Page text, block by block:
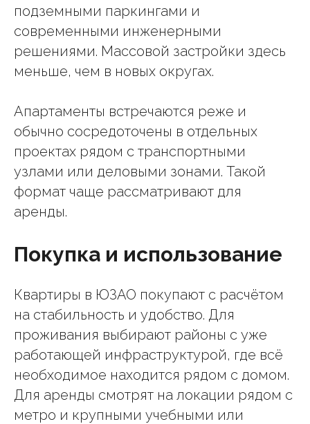
подземными паркингами и
современными инженерными
решениями. Массовой застройки здесь
меньше, чем в новых округах.
Апартаменты встречаются реже и
обычно сосредоточены в отдельных
проектах рядом с транспортными
узлами или деловыми зонами. Такой
формат чаще рассматривают для
аренды.
Покупка и использование
Квартиры в ЮЗАО покупают с расчётом
на стабильность и удобство. Для
проживания выбирают районы с уже
работающей инфраструктурой, где всё
необходимое находится рядом с домом.
Для аренды смотрят на локации рядом с
метро и крупными учебными или